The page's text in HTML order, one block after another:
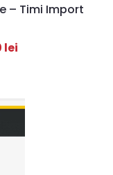
– Timi Import
lei